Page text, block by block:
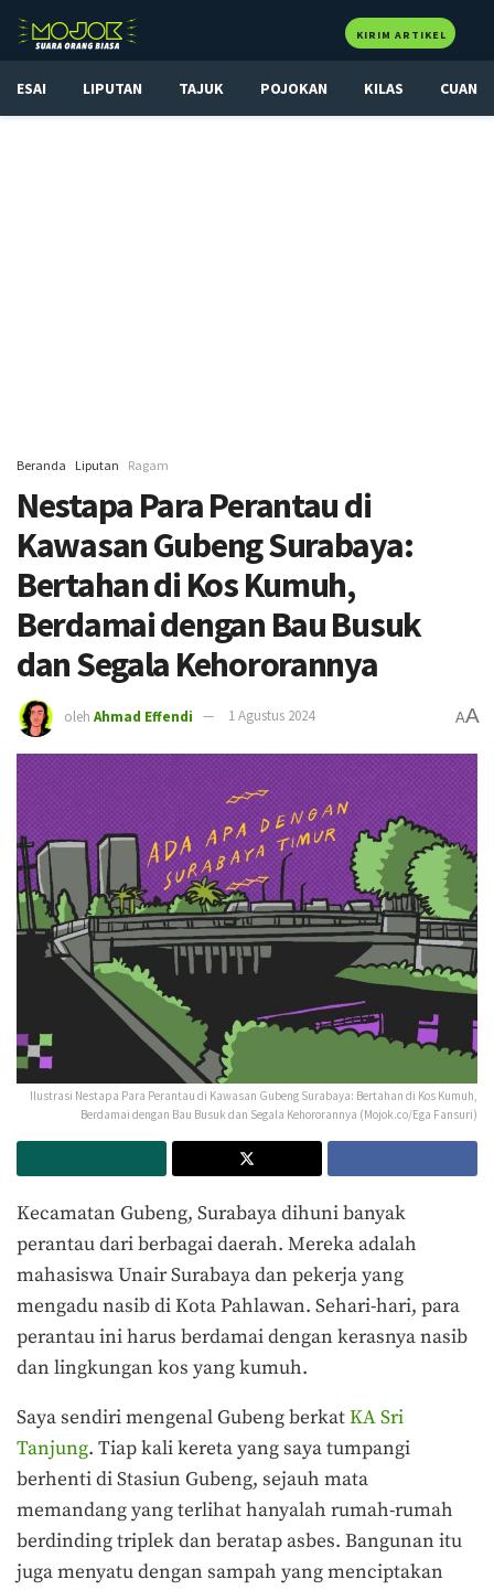
KIRIM ARTIKEL
ESAI LIPUTAN TAJUK POJOKAN KILAS CUAN
Beranda Liputan Ragam
Nestapa Para Perantau di
Kawasan Gubeng Surabaya:
Bertahan di Kos Kumuh,
Berdamai dengan Bau Busuk
dan Segala Kehororannya
oleh Ahmad Effendi 1 Agustus 2024 AA
Ilustrasi Nestapa Para Perantau di Kawasan Gubeng Surabaya: Bertahan di Kos Kumuh,
Berdamai dengan Bau Busuk dan Segala Kehororannya (Mojok.co/Ega Fansuri)
Kecamatan Gubeng, Surabaya dihuni banyak
perantau dari berbagai daerah. Mereka adalah
mahasiswa Unair Surabaya dan pekerja yang
mengadu nasib di Kota Pahlawan. Sehari-hari, para
perantau ini harus berdamai dengan kerasnya nasib
dan lingkungan kos yang kumuh.
Saya sendiri mengenal Gubeng berkatKA Sri
Tanjung. Tiap kali kereta yang saya tumpangi
berhenti di Stasiun Gubeng, sejauh mata
memandang yang terlihat hanyalah rumah-rumah
berdinding triplek dan beratap asbes. Bangunan itu
juga menyatu dengan sampah yang menciptakan